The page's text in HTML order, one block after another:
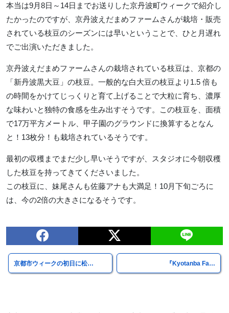
本当は9月8日～14日までお送りした京丹波町ウィークで紹介し
たかったのですが、京丹波えだまめファームさんが栽培・販売
されている枝豆のシーズンには早いということで、ひと月遅れ
でご出演いただきました。
京丹波えだまめファームさんの栽培されている枝豆は、京都の
「新丹波黒大豆」の枝豆。一般的な白大豆の枝豆より1.5 倍も
の時間をかけてじっくりと育て上げることで大粒に育ち、濃厚
な味わいと独特の食感を生み出すそうです。この枝豆を、面積
で17万平方メートル、甲子園のグラウンドに換算するとなん
と！13枚分！も栽培されているそうです。
最初の収穫までまだ少し早いそうですが、スタジオに今朝収穫
した枝豆を持ってきてくださいました。
この枝豆に、妹尾さんも佐藤アナも大満足！10月下旬ごろに
は、今の2倍の大きさになるそうです。
京都市ウィークの初日に松… 『Kyotanba Fa…